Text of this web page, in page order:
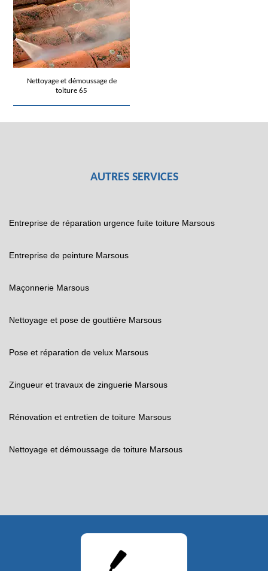
Nettoyage et démoussage de
toiture 65
AUTRES SERVICES
Entreprise de réparation urgence fuite toiture Marsous
Entreprise de peinture Marsous
Maçonnerie Marsous
Nettoyage et pose de gouttière Marsous
Pose et réparation de velux Marsous
Zingueur et travaux de zinguerie Marsous
Rénovation et entretien de toiture Marsous
Nettoyage et démoussage de toiture Marsous